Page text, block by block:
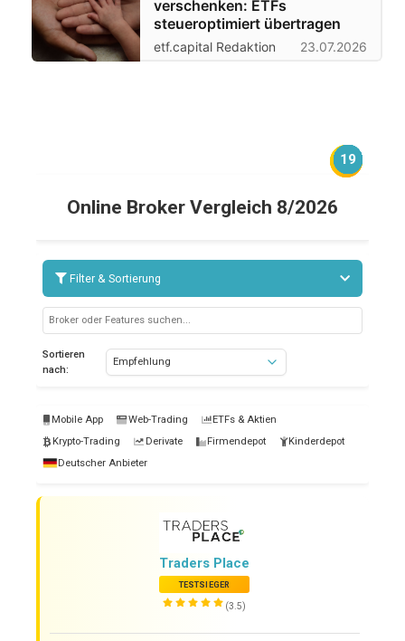
verschenken: ETFs
steueroptimiert übertragen
etf.capital Redaktion 23.07.2026